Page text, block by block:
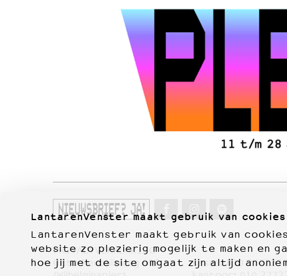
LantarenVenster maakt gebruik van cookies
LantarenVenster maakt gebruik van
website zo plezierig mogelijk te maken en
hoe jij met de site omgaat zijn altijd
NIEUWSBRIEF? JA!
PRIVACYVERKLARING
Otto Reuchlinweg 996
kassa:010 2772277